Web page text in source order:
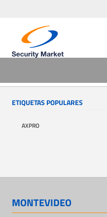
ETIQUETAS POPULARES
AXPRO
MONTEVIDEO